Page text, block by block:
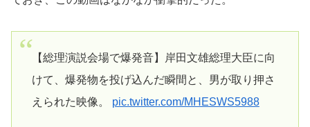
【総理演説会場で爆発音】岸田文雄総理大臣に向
けて、爆発物を投げ込んだ瞬間と、男が取り押さ
えられた映像。 pic.twitter.com/MHESWS5988